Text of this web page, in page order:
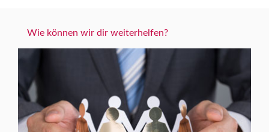
Wie können wir dir weiterhelfen?